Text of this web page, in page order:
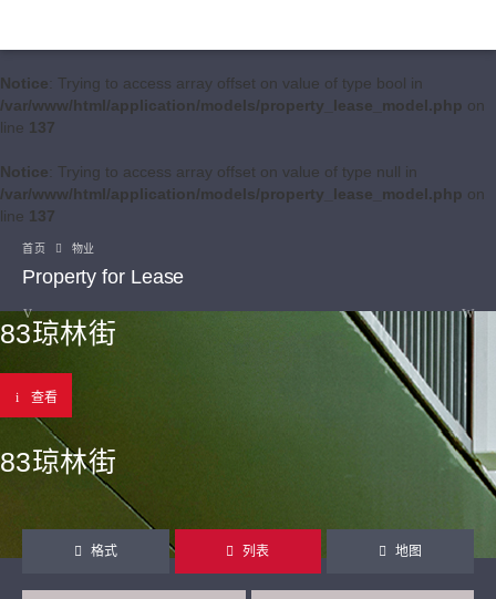
Notice: Trying to access array offset on value of type bool in
/var/www/html/application/models/property_lease_model.php on
line 137
Notice: Trying to access array offset on value of type null in
/var/www/html/application/models/property_lease_model.php on
line 137
首页 物业
Property for Lease
83琼林街
查看
83琼林街
格式 列表 地图